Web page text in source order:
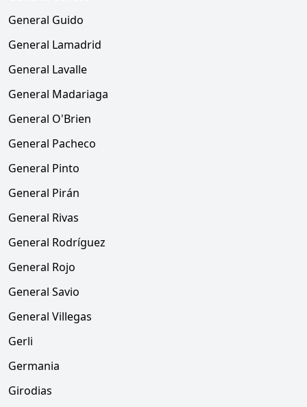
General Guido
General Lamadrid
General Lavalle
General Madariaga
General O'Brien
General Pacheco
General Pinto
General Pirán
General Rivas
General Rodríguez
General Rojo
General Savio
General Villegas
Gerli
Germania
Girodias